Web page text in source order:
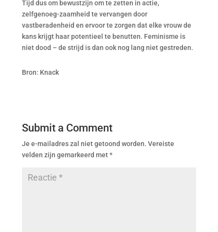
Tijd dus om bewustzijn om te zetten in actie,
zelfgenoeg-zaamheid te vervangen door
vastberadenheid en ervoor te zorgen dat elke vrouw de
kans krijgt haar potentieel te benutten. Feminisme is
niet dood – de strijd is dan ook nog lang niet gestreden.
Bron: Knack
Submit a Comment
Je e-mailadres zal niet getoond worden. Vereiste
velden zijn gemarkeerd met*